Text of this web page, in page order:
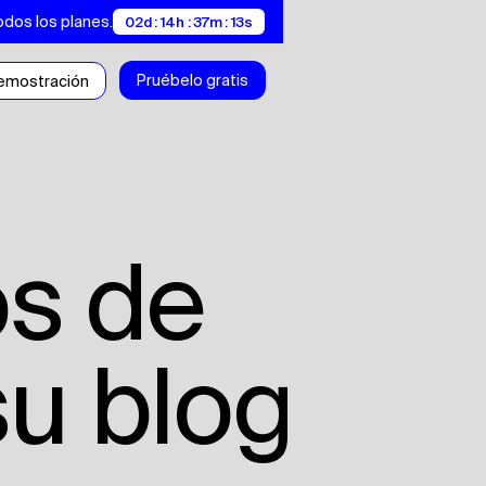
los planes. 02d : 14h : 37m : 12s
Pruébelo gratis
blog